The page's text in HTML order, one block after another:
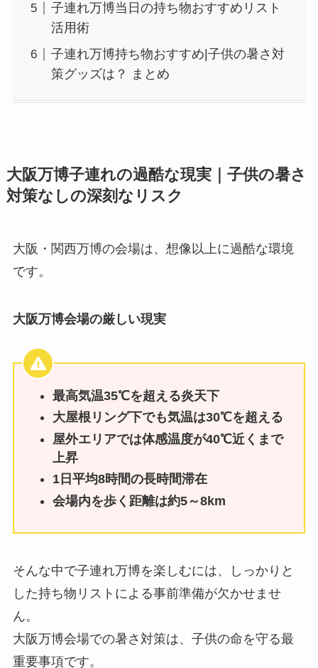
子連れ万博当日の持ち物おすすめリスト
活用術
子連れ万博持ち物おすすめ|子供の暑さ対
策グッズは？ まとめ
大阪万博子連れの過酷な現実｜子供の暑さ
対策なしの深刻なリスク
大阪・関西万博の会場は、想像以上に過酷な環境
です。
大阪万博会場の厳しい現実
最高気温35℃を超える炎天下
大屋根リング下でも気温は30℃を超える
屋外エリアでは体感温度が40℃近くまで
上昇
1日平均8時間の長時間滞在
会場内を歩く距離は約5～8km
そんな中で子連れ万博を楽しむには、しっかりと
した持ち物リストによる事前準備が欠かせませ
ん。
大阪万博会場での暑さ対策は、子供の命を守る最
重要事項です。